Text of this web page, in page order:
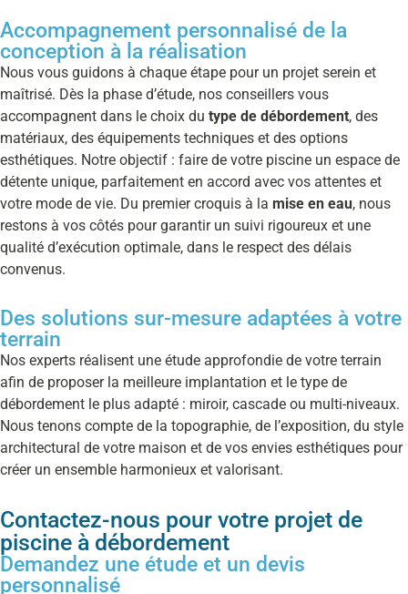
Accompagnement personnalisé de la
conception à la réalisation
Nous vous guidons à chaque étape pour un projet serein et
maîtrisé. Dès la phase d’étude, nos conseillers vous
accompagnent dans le choix du type de débordement, des
matériaux, des équipements techniques et des options
esthétiques. Notre objectif : faire de votre piscine un espace de
détente unique, parfaitement en accord avec vos attentes et
votre mode de vie. Du premier croquis à la mise en eau, nous
restons à vos côtés pour garantir un suivi rigoureux et une
qualité d’exécution optimale, dans le respect des délais
convenus.
Des solutions sur-mesure adaptées à votre
terrain
Nos experts réalisent une étude approfondie de votre terrain
afin de proposer la meilleure implantation et le type de
débordement le plus adapté : miroir, cascade ou multi-niveaux.
Nous tenons compte de la topographie, de l’exposition, du style
architectural de votre maison et de vos envies esthétiques pour
créer un ensemble harmonieux et valorisant.
Contactez-nous pour votre projet de
piscine à débordement
Demandez une étude et un devis
personnalisé